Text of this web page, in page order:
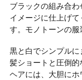
ブラックの組み合
イメージに仕上げ
す。モノトーンの服
黒と白でシンプル
髪ショートと圧倒
ヘアには、大胆に